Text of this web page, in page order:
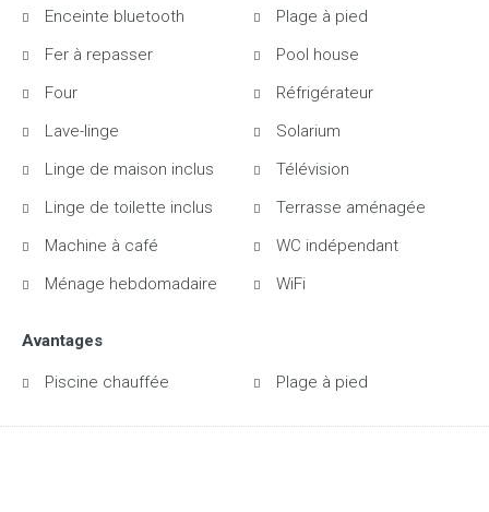
Enceinte bluetooth
Fer à repasser
Four
Lave-linge
Linge de maison inclus
Linge de toilette inclus
Machine à café
Ménage hebdomadaire
Plage à pied
Pool house
Réfrigérateur
Solarium
Télévision
Terrasse aménagée
WC indépendant
WiFi
Avantages
Piscine chauffée Plage à pied